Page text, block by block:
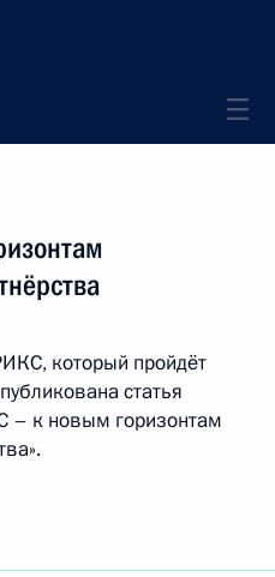
который пройдёт
статья
– к новым горизонтам